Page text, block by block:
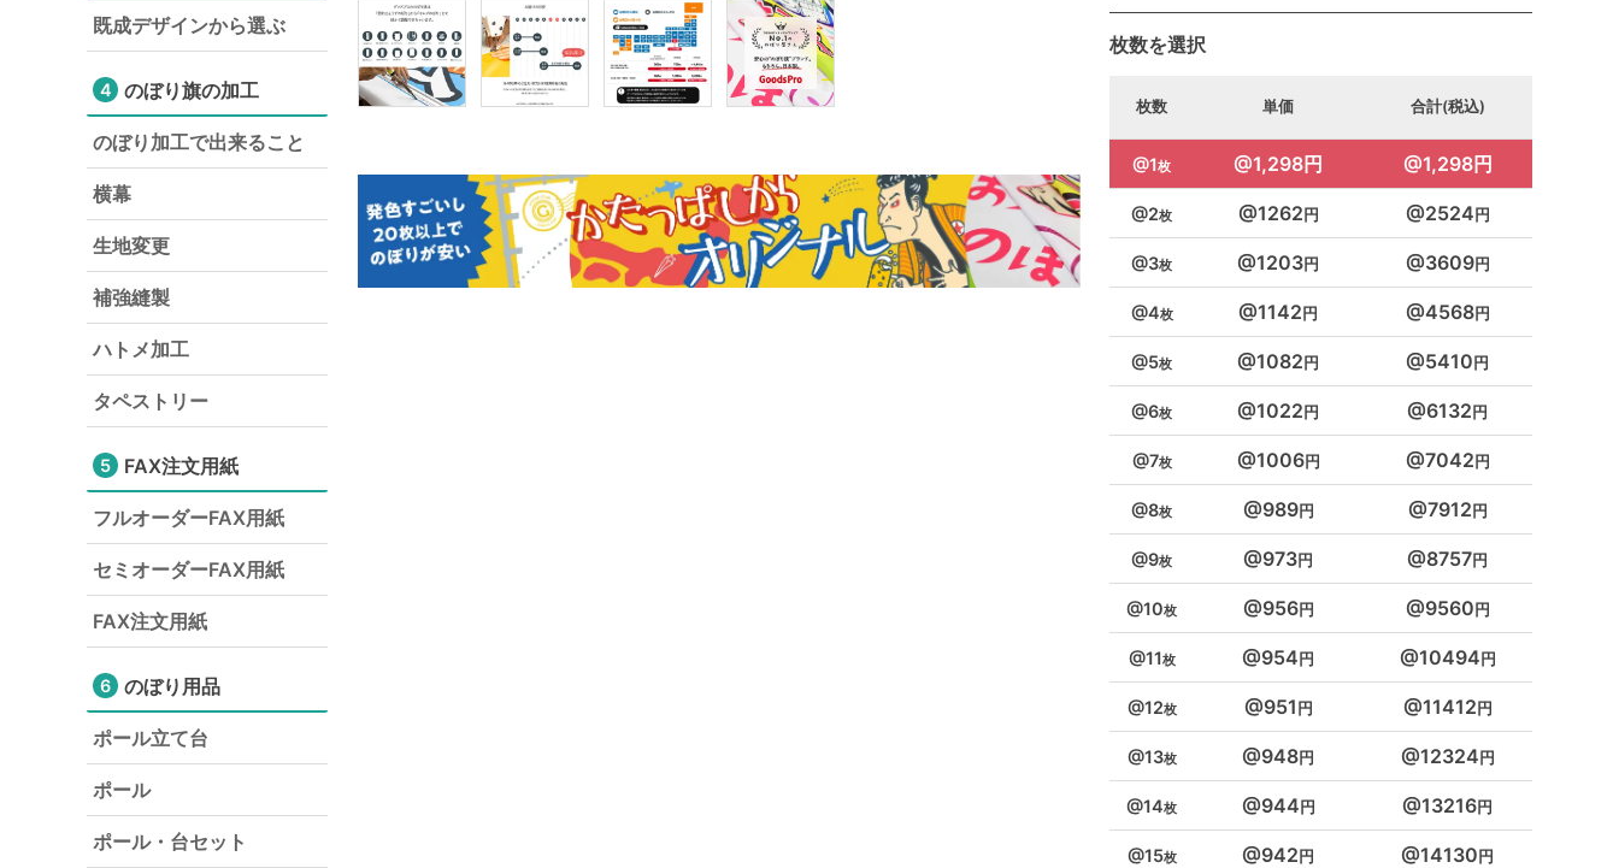
枚数を選択
枚数 単価 合計(税込)
1 1,298円 1,298円
2 1262 2524
3 1203 3609
4 1142 4568
5 1082 5410
6 1022 6132
7 1006 7042
8 989 7912
9 973 8757
10 956 9560
11 954 10494
12 951 11412
13 948 12324
14 944 13216
15 942 14130
既成デザインから選ぶ
4 のぼり旗の加工
のぼり加工で出来ること
横幕
生地変更
補強縫製
ハトメ加工
タペストリー
5 FAX注文用紙
フルオーダーFAX用紙
セミオーダーFAX用紙
FAX注文用紙
6 のぼり用品
ポール立て台
ポール
ポール・台セット